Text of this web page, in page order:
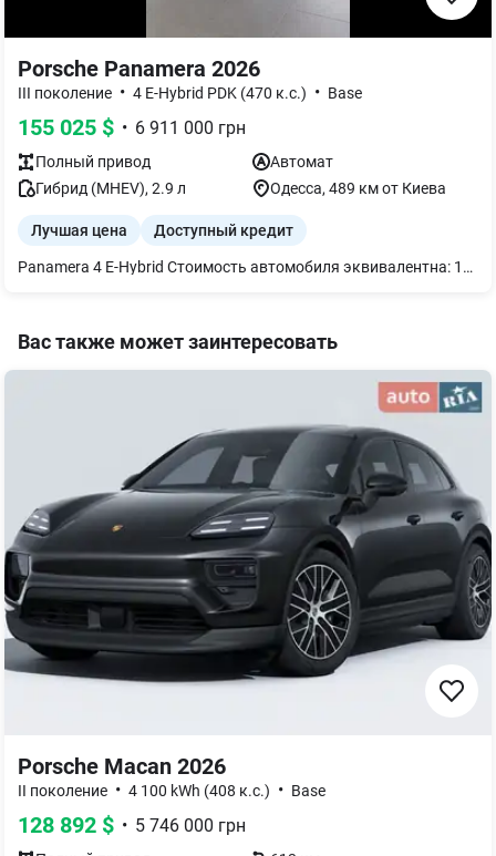
Porsche Panamera 2026
III поколение • 4 E-Hybrid PDK (470 к.с.) • Base
155 025 $ • 6 911 000 грн
Полный привод
Автомат
Гибрид (MHEV), 2.9 л Одесса, 489 км от Киева
Лучшая цена Доступный кредит
Panamera 4 E-Hybrid Стоимость автомобиля эквивалентна: 135 500 Євро Автомобиль в наличии, представлен в Порше Центр Одеса Складской номер: O05466 Номер VIN: WP0ZZZYAZTL031519 Цвет автомобиля: Серый / Volcano Grey Metallic Цвет салона: Частично кожаный салон, черного цвета Дополнительное оборудование: 21-дюймовые диски 911 Turbo Design Комфортные передние сиденья (14-позиционные с электроприводом и пакетом памяти) Кожаное спортивное рулевое колесо GT, с подогревом Подогрев всех сидений Вентиляция передних сидений Дисплей пассажира Аудиосистема BOSE Surround Sound System Бесключевой доступ Четырехзонный автоматический климат-контроль Ассистент изменения полосы движения Логотип модели серебряного цвета Нижняя часть зеркал и основа зеркал черного цвета (глянец) Оформление окон серебристого цвета (глянец) Система обеспечения безопасности пешеходов Логотип "PORSCHE" серебряного цвета Усилитель руля Power steering plus Полный привод Пакет Sport Chrono Выхлопная система с двойными выхлопными трубами, из матовой нержавеющей стали 80-литровый топливный бак Адаптивная пневматическая подвеска в сочетании с системой PASM Протиугонные колесные болты Система контроля давления в шинах Герметик для шин и воздушный компрессор Коврики передние и задние Пакет интерьера Diamar, окрашенный в цвет Silvershade Система крепления ISOFIX сзади Накладки на пороги из матового алюминия, с логотипом модели Отделение для смартфона с беспроводной зарядкой Зарядка через бортовую сеть переменного тока, до 11 кВт Кабель для зарядки переменного тока длиной 6 м Матричные LED фары основного света Автоматическое затемнение всех зеркал ParkAssist включая камеру кругового обзора Система помощи при парковке с автоматическим управлением Система удержания в смысле движения Система комфортного закрытия дверей Сигнализация с системой внутреннего наблюдения Предупреждающий треугольник Выявление усталости водителя - Trade-In Кредит / лизинг Доставка по Украине и Европе
Вас также может заинтересовать
Porsche Macan 2026
II поколение • 4 100 kWh (408 к.с.) • Base
128 892 $ • 5 746 000 грн